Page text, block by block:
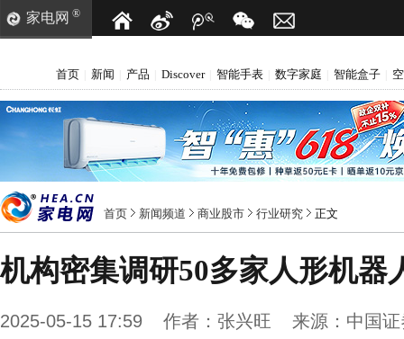
家电网 ®
首页 新闻 产品 Discover 智能手表 数字家庭 智能盒子
首页 新闻频道 商业股市 行业研究 正文
机构密集调研50多家人形机器
2025-05-15 17:59 作者： 张兴旺 来源： 中国